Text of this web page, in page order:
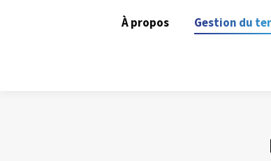
À propos Gestion du